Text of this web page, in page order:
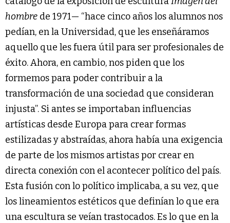
hombre de 1971— “hace cinco años los alumnos nos
pedían, en la Universidad, que les enseñáramos
aquello que les fuera útil para ser profesionales de
éxito. Ahora, en cambio, nos piden que los
formemos para poder contribuir a la
transformación de una sociedad que consideran
injusta”. Si antes se importaban influencias
artísticas desde Europa para crear formas
estilizadas y abstraídas, ahora había una exigencia
de parte de los mismos artistas por crear en
directa conexión con el acontecer político del país.
Esta fusión con lo político implicaba, a su vez, que
los lineamientos estéticos que definían lo que era
una escultura se veían trastocados. Es lo que en la